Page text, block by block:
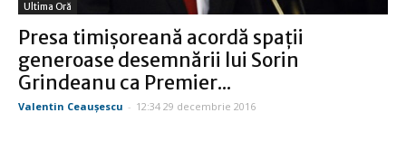
Ultima Oră
Presa timişoreană acordă spaţii
generoase desemnării lui Sorin
Grindeanu ca Premier...
Valentin Ceauşescu - 12:34 29 decembrie 2016